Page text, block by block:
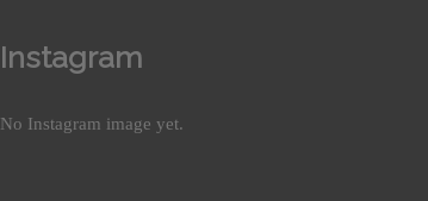
Instagram
No Instagram image yet.